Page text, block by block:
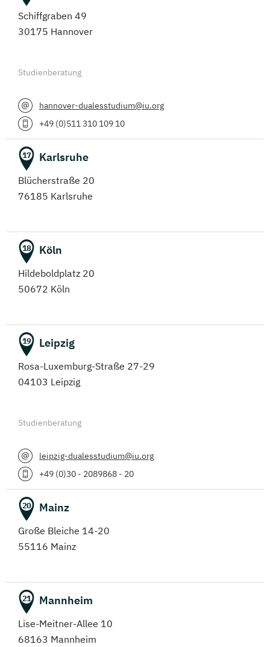
Schiffgraben 49
30175 Hannover
Studienberatung
hannover-dualesstudium@iu.org
+49 (0)511 310 109 10
17 Karlsruhe
Blücherstraße 20
76185 Karlsruhe
18 Köln
Hildeboldplatz 20
50672 Köln
19 Leipzig
Rosa-Luxemburg-Straße 27-29
04103 Leipzig
Studienberatung
leipzig-dualesstudium@iu.org
+49 (0)30 - 2089868 - 20
20 Mainz
Große Bleiche 14-20
55116 Mainz
21 Mannheim
Lise-Meitner-Allee 10
68163 Mannheim